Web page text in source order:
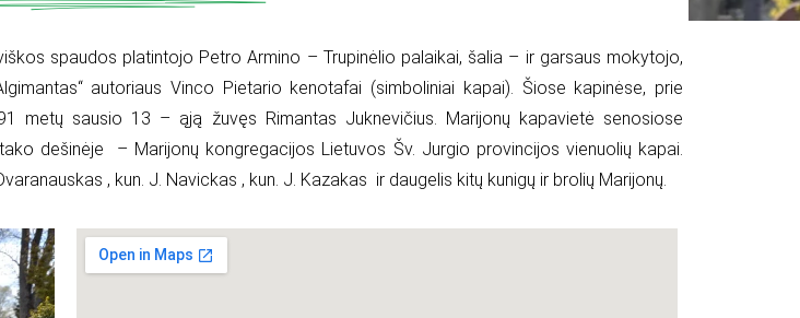
spaudos platintojo Petro Armino – Trupinėlio palaikai, šalia – ir garsaus mokytojo,
autoriaus Vinco Pietario kenotafai (simboliniai kapai). Šiose kapinėse, prie
sausio 13 – ąją žuvęs Rimantas Juknevičius. Marijonų kapavietė senosiose
dešinėje – Marijonų kongregacijos Lietuvos Šv. Jurgio provincijos vienuolių kapai.
, kun. J. Navickas , kun. J. Kazakas ir daugelis kitų kunigų ir brolių Marijonų.